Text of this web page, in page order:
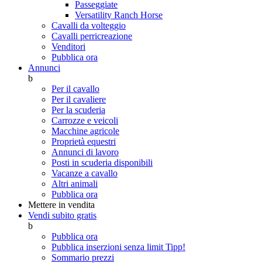
Passeggiate
Versatility Ranch Horse
Cavalli da volteggio
Cavalli perricreazione
Venditori
Pubblica ora
Annunci
b
Per il cavallo
Per il cavaliere
Per la scuderia
Carrozze e veicoli
Macchine agricole
Proprietà equestri
Annunci di lavoro
Posti in scuderia disponibili
Vacanze a cavallo
Altri animali
Pubblica ora
Mettere in vendita
Vendi subito gratis
b
Pubblica ora
Pubblica inserzioni senza limit Tipp!
Sommario prezzi